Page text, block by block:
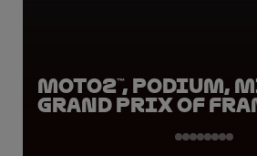
Moto2™, Podium,
Grand Prix of